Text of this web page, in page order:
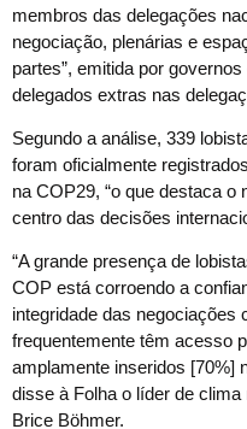
membros das delegações
negociação, plenárias e
partes”, emitida por
delegados extras nas
Segundo a análise, 339
foram oficialmente
na COP29, “o que destaca
centro das decisões
“A grande presença de
COP está corroendo a
integridade das negociações
frequentemente têm acesso
amplamente inseridos [70%]
disse à Folha o líder de
Brice Böhmer.